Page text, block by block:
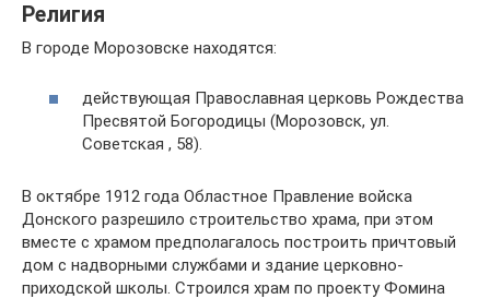
Религия
В городе Морозовске находятся:
действующая Православная церковь Рождества
Пресвятой Богородицы (Морозовск, ул.
Советская , 58).
В октябре 1912 года Областное Правление войска
Донского разрешило строительство храма, при этом
вместе с храмом предполагалось построить причтовый
дом с надворными службами и здание церковно-
приходской школы. Строился храм по проекту Фомина